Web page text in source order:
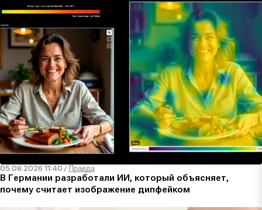
05.08.2026 11:40 / Правда
В Германии разработали ИИ, который объясняет,
почему считает изображение дипфейком